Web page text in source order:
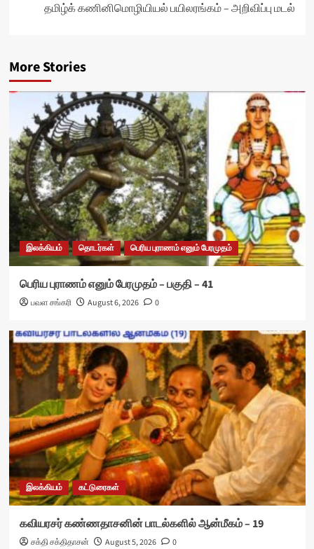
தமிழ்க் கணினிமொழியியல் பயிலரங்கம் – அறிவிப்பு மடல்
More Stories
இலக்கியம் தொடர்கள் பெரிய புராணம் எனும் பேரமுதம்
பெரிய புராணம் எனும் பேரமுதம் – பகுதி – 41
பவள சங்கரி August 6, 2026 0
இலக்கியம் கட்டுரைகள்
கவியரசர் கண்ணதாசனின் பாடல்களில் ஆன்மீகம் – 19
சக்தி சக்திதாசன் August 5, 2026 0